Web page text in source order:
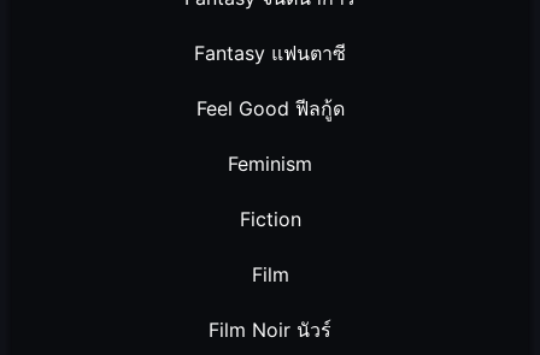
Fantasy แฟนตาซี
Feel Good ฟีลกู้ด
Feminism
Fiction
Film
Film Noir นัวร์